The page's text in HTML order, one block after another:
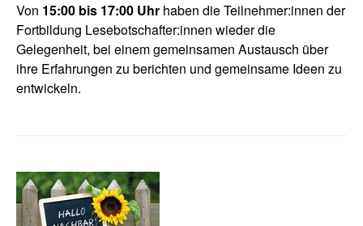
Von 15:00 bis 17:00 Uhr haben die Teilnehmer:innen der
Fortbildung Lesebotschafter:innen wieder die
Gelegenheit, bei einem gemeinsamen Austausch über
ihre Erfahrungen zu berichten und gemeinsame Ideen zu
entwickeln.